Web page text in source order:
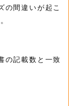
間違いが起こ
の記載数と一致